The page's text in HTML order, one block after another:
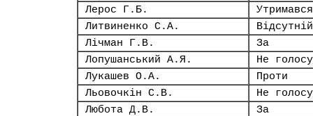
Лерос Г.Б.
Утримався
Литвиненко С.А.
Відсутній
Лічман Г.В.
За
Лопушанський А.Я.
Не
Лукашев О.А.
Проти
Льовочкін С.В.
Не
Любота Д.В.
За